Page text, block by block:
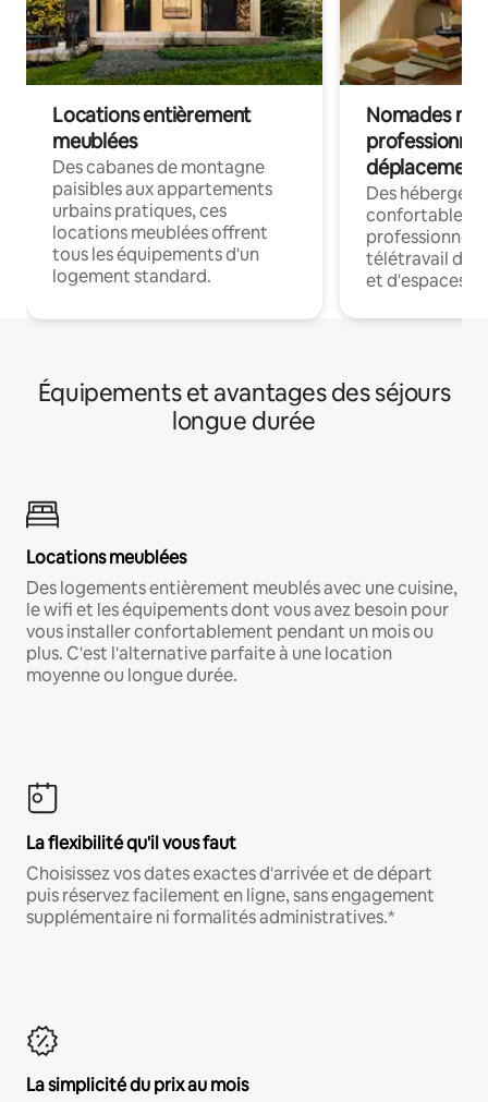
Locations entièrement
meublées
Des cabanes de montagne
paisibles aux appartements
urbains pratiques, ces
locations meublées offrent
tous les équipements d'un
logement standard.
Nomades
déplacement
Des
confortables
professionnels
télétravail
et d'espaces
Équipements et avantages des séjours
longue durée
Locations meublées
Des logements entièrement meublés avec une cuisine,
le wifi et les équipements dont vous avez besoin pour
vous installer confortablement pendant un mois ou
plus. C'est l'alternative parfaite à une location
moyenne ou longue durée.
La flexibilité qu'il vous faut
Choisissez vos dates exactes d'arrivée et de départ
puis réservez facilement en ligne, sans engagement
supplémentaire ni formalités administratives.*
La simplicité du prix au mois